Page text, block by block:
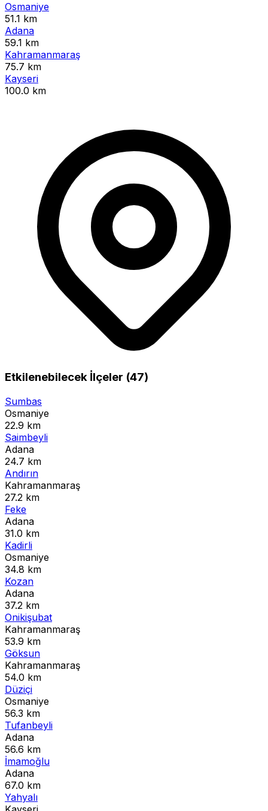
Osmaniye
51.1 km
Adana
59.1 km
Kahramanmaraş
75.7 km
Kayseri
100.0 km
Etkilenebilecek İlçeler (47)
Sumbas
Osmaniye
22.9 km
Saimbeyli
Adana
24.7 km
Andırın
Kahramanmaraş
27.2 km
Feke
Adana
31.0 km
Kadirli
Osmaniye
34.8 km
Kozan
Adana
37.2 km
Onikişubat
Kahramanmaraş
53.9 km
Göksun
Kahramanmaraş
54.0 km
Düziçi
Osmaniye
56.3 km
Tufanbeyli
Adana
56.6 km
İmamoğlu
Adana
67.0 km
Yahyalı